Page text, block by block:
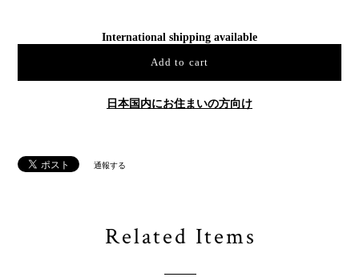
International shipping available
Add to cart
日本国内にお住まいの方向け
通報する
Related Items